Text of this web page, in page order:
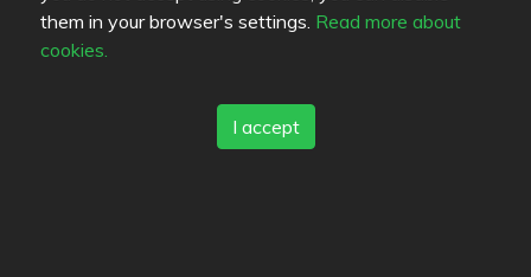
them in your browser's settings. Read more about
cookies.
I accept
Cookies
Blogs